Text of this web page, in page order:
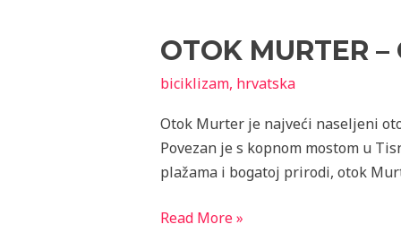
OTOK MURTER
biciklizam, hrvatska
Otok Murter je najveći naseljeni
Povezan je s kopnom mostom u
plažama i bogatoj prirodi, otok
–
plaže
do
plaže
na
Read More »